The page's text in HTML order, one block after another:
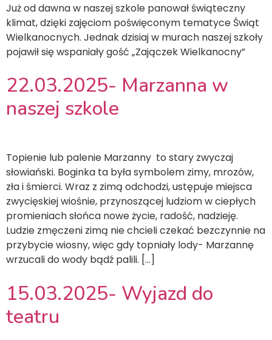
Już od dawna w naszej szkole panował świąteczny
klimat, dzięki zajęciom poświęconym tematyce Świąt
Wielkanocnych. Jednak dzisiaj w murach naszej szkoły
pojawił się wspaniały gość „Zajączek Wielkanocny”
22.03.2025- Marzanna w
naszej szkole
Topienie lub palenie Marzanny to stary zwyczaj
słowiański. Boginka ta była symbolem zimy, mrozów,
zła i śmierci. Wraz z zimą odchodzi, ustępuje miejsca
zwycięskiej wiośnie, przynoszącej ludziom w ciepłych
promieniach słońca nowe życie, radość, nadzieję.
Ludzie zmęczeni zimą nie chcieli czekać bezczynnie na
przybycie wiosny, więc gdy topniały lody- Marzannę
wrzucali do wody bądź palili. […]
15.03.2025- Wyjazd do
teatru